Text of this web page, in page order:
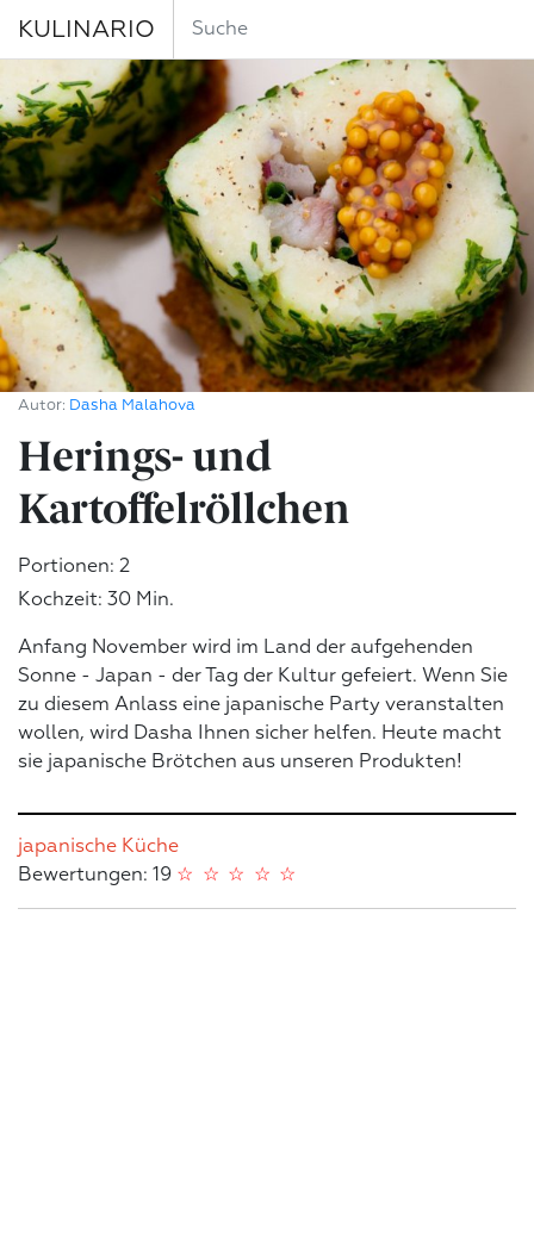
KULINARIO
Autor: Dasha Malahova
Herings- und
Kartoffelröllchen
Portionen: 2
Kochzeit: 30 Min.
Anfang November wird im Land der aufgehenden
Sonne - Japan - der Tag der Kultur gefeiert. Wenn Sie
zu diesem Anlass eine japanische Party veranstalten
wollen, wird Dasha Ihnen sicher helfen. Heute macht
sie japanische Brötchen aus unseren Produkten!
japanische Küche
Bewertungen: 19
☆
☆
☆
☆
☆